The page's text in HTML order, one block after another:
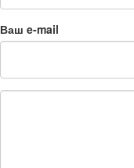
Ваш e-mail